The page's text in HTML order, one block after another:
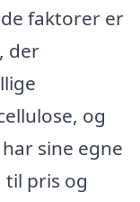
faktorer er
der
og
sine egne
pris og